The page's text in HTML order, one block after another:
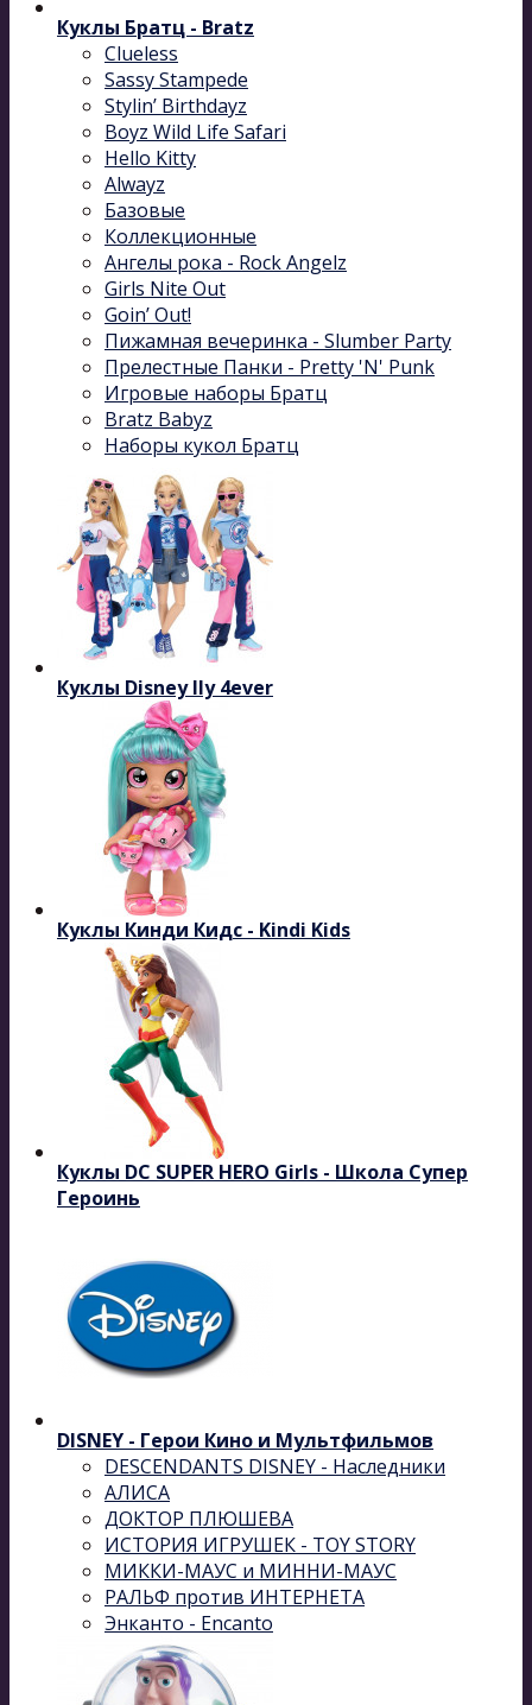
Куклы Братц - Bratz
Clueless
Sassy Stampede
Stylin’ Birthdayz
Boyz Wild Life Safari
Hello Kitty
Alwayz
Базовые
Коллекционные
Ангелы рока - Rock Angelz
Girls Nite Out
Goin’ Out!
Пижамная вечеринка - Slumber Party
Прелестные Панки - Pretty 'N' Punk
Игровые наборы Братц
Bratz Babyz
Наборы кукол Братц
Куклы Disney Ily 4ever
Куклы Кинди Кидс - Kindi Kids
Куклы DC SUPER HERO Girls - Школа Супер
Героинь
DISNEY - Герои Кино и Мультфильмов
DESCENDANTS DISNEY - Наследники
АЛИСА
ДОКТОР ПЛЮШЕВА
ИСТОРИЯ ИГРУШЕК - TOY STORY
МИККИ-МАУС и МИННИ-МАУС
РАЛЬФ против ИНТЕРНЕТА
Энканто - Encanto